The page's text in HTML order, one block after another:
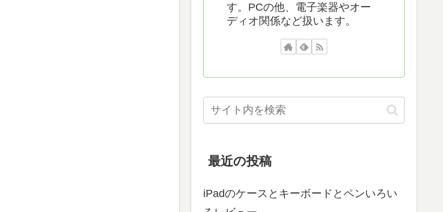
す。PCの他、電子楽器やオー
ディオ関係など扱います。
最近の投稿
iPadのケースとキーボードとペンいろい